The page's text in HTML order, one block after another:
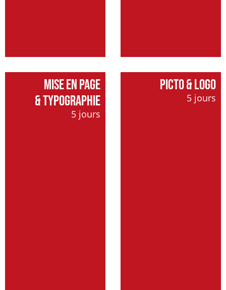
MISE EN PAGE
& TYPOGRAPHIE
5 jours
PICTO & LOGO
5 jours